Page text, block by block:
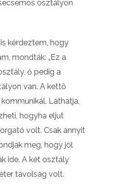
osztályon
kérdeztem, hogy
mondták: „Ez a
ő pedig a
van. A kettő
Láthatja,
hogyha eljut
volt. Csak annyit
meg, hogy jól
ide. A két osztály
távolság volt.